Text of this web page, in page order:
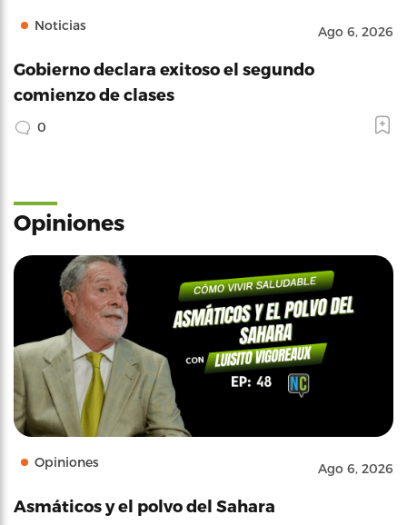
Noticias Ago 6, 2026
Gobierno declara exitoso el segundo
comienzo de clases
0
Opiniones
Opiniones Ago 6, 2026
Asmáticos y el polvo del Sahara